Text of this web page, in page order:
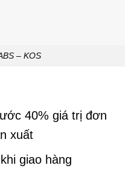
– KOS
40% giá trị đơn
xuất
giao hàng